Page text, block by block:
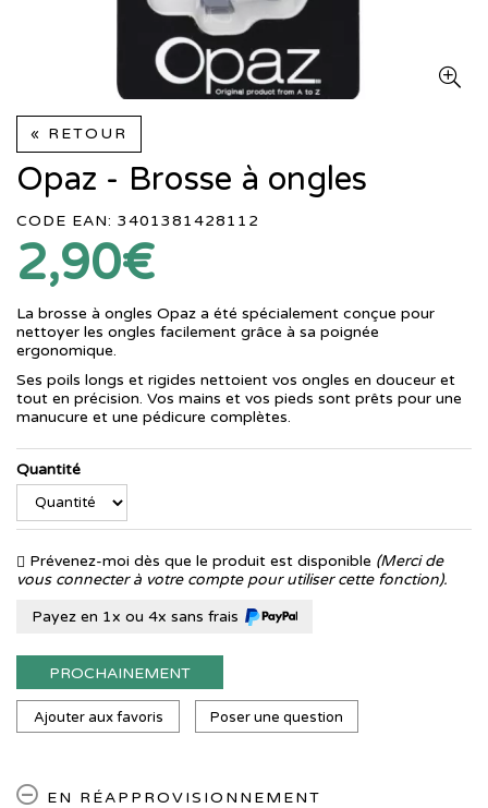
« RETOUR
Opaz - Brosse à ongles
CODE EAN: 3401381428112
2,90€
La brosse à ongles Opaz a été spécialement conçue pour
nettoyer les ongles facilement grâce à sa poignée
ergonomique.
Ses poils longs et rigides nettoient vos ongles en douceur et
tout en précision. Vos mains et vos pieds sont prêts pour une
manucure et une pédicure complètes.
Quantité
Prévenez-moi dès que le produit est disponible (Merci de
vous connecter à votre compte pour utiliser cette fonction).
Payez en 1x ou 4x sans frais
PROCHAINEMENT
Ajouter aux favoris Poser une question
EN RÉAPPROVISIONNEMENT